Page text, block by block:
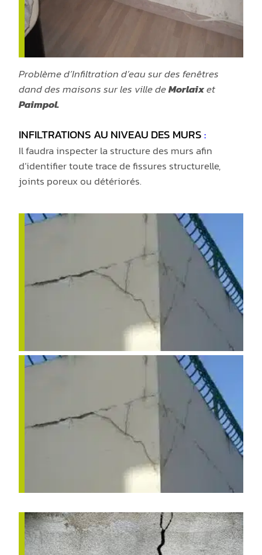
Problème d’Infiltration d’eau sur des fenêtres
dand des maisons sur les ville deMorlaixet
Paimpol.
INFILTRATIONS AU NIVEAU DES MURS:
Il faudra inspecter la structure des murs afin
d’identifier toute trace de fissures structurelle,
joints poreux ou détériorés.